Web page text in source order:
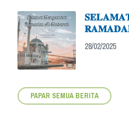
28/02/2025
PAPAR SEMUA BERITA